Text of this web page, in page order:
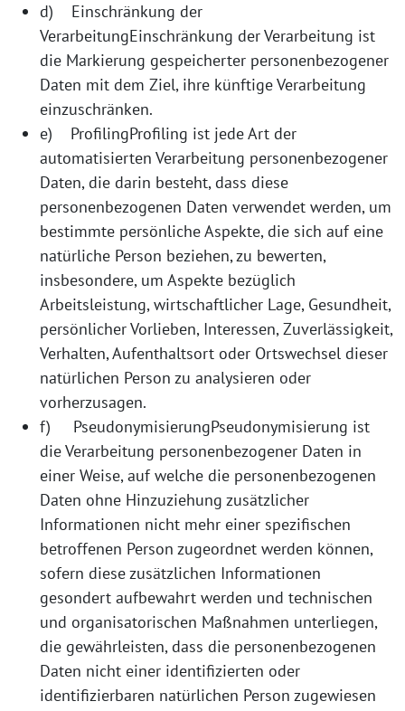
d) Einschränkung der
VerarbeitungEinschränkung der Verarbeitung ist
die Markierung gespeicherter personenbezogener
Daten mit dem Ziel, ihre künftige Verarbeitung
einzuschränken.
e) ProfilingProfiling ist jede Art der
automatisierten Verarbeitung personenbezogener
Daten, die darin besteht, dass diese
personenbezogenen Daten verwendet werden, um
bestimmte persönliche Aspekte, die sich auf eine
natürliche Person beziehen, zu bewerten,
insbesondere, um Aspekte bezüglich
Arbeitsleistung, wirtschaftlicher Lage, Gesundheit,
persönlicher Vorlieben, Interessen, Zuverlässigkeit,
Verhalten, Aufenthaltsort oder Ortswechsel dieser
natürlichen Person zu analysieren oder
vorherzusagen.
f) PseudonymisierungPseudonymisierung ist
die Verarbeitung personenbezogener Daten in
einer Weise, auf welche die personenbezogenen
Daten ohne Hinzuziehung zusätzlicher
Informationen nicht mehr einer spezifischen
betroffenen Person zugeordnet werden können,
sofern diese zusätzlichen Informationen
gesondert aufbewahrt werden und technischen
und organisatorischen Maßnahmen unterliegen,
die gewährleisten, dass die personenbezogenen
Daten nicht einer identifizierten oder
identifizierbaren natürlichen Person zugewiesen